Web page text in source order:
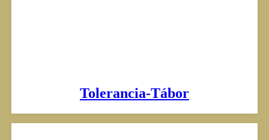
Tolerancia-Tábor